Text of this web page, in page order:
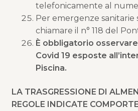
telefonicamente al
Per emergenze sanitarie
chiamare il n° 118 del
È obbligatorio
Covid 19 esposte
Piscina.
LA TRASGRESSIONE DI
REGOLE INDICATE